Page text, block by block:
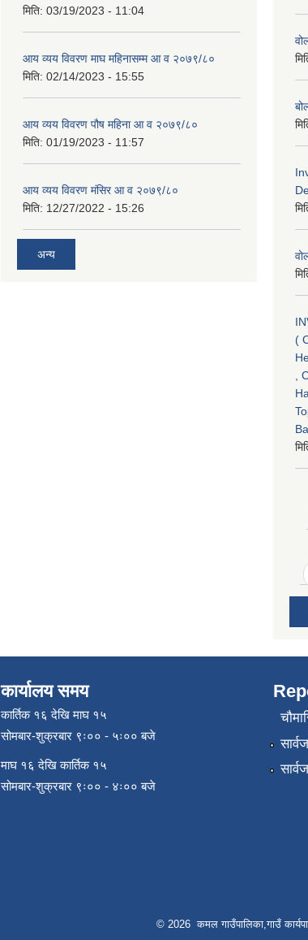
मिति: 03/19/2023 - 11:04
आय व्यय विवरण माघ महिनासम्म आ व २०७९/८०
मिति: 02/14/2023 - 15:55
आय व्यय विवरण पौष महिना आ व २०७९/८०
मिति: 01/19/2023 - 11:57
आय व्यय विवरण मंसिर आ व २०७९/८०
मिति: 12/27/2022 - 15:26
अन्य
(
,
कार्यालय समय
कार्तिक १६ देखि माघ १५
सोमबार-शुक्रबार ९ः०० - ५ः०० बजे
माघ १६ देखि कार्तिक १५
सोमबार-शुक्रबार ९ः०० - ४ः०० बजे
© 2026 कमल गाउँपालिका,गाउँ